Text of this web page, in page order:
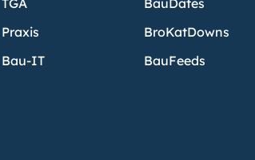
TGA
Praxis
Bau-IT
BauDates
BroKatDowns
BauFeeds